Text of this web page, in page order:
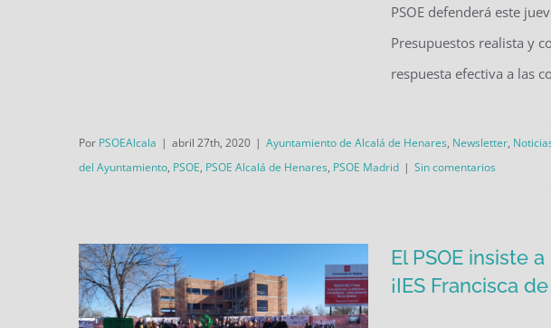
COVID-19
PSOE defenderá este
Presupuestos realista y
respuesta efectiva a las
Por PSOEAlcala | abril 27th, 2020 | Ayuntamiento de Alcalá de Henares, Newsletter,
del Ayuntamiento, PSOE, PSOE Alcalá de Henares, PSOE Madrid | Sin comentarios
El PSOE insiste
¡IES Francisca